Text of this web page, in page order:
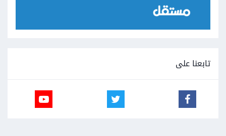
تابعنا على